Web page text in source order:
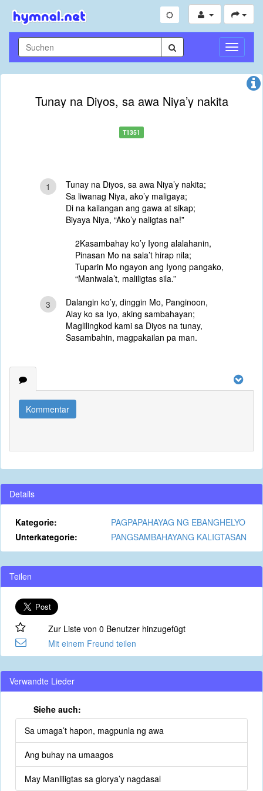
Tunay na Diyos, sa awa Niya’y nakita
T1351
1
Tunay na Diyos, sa awa Niya’y nakita;
Sa liwanag Niya, ako’y maligaya;
Di na kailangan ang gawa at sikap;
Biyaya Niya, “Ako’y naligtas na!”
2Kasambahay ko’y Iyong alalahanin,
Pinasan Mo na sala’t hirap nila;
Tuparin Mo ngayon ang Iyong pangako,
“Maniwala’t, maliligtas sila.”
3
Dalangin ko’y, dinggin Mo, Panginoon,
Alay ko sa Iyo, aking sambahayan;
Maglilingkod kami sa Diyos na tunay,
Sasambahin, magpakailan pa man.
Kommentar
Details
Kategorie:
PAGPAPAHAYAG NG EBANGHELYO
Unterkategorie:
PANGSAMBAHAYANG KALIGTASAN
Teilen
Zur Liste von 0 Benutzer hinzugefügt
Mit einem Freund teilen
Verwandte Lieder
Siehe auch:
Sa umaga’t hapon, magpunla ng awa
Ang buhay na umaagos
May Manliligtas sa glorya’y nagdasal